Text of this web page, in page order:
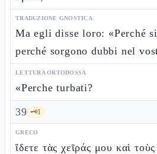
TRADUZIONE GNOSTICA
Ma egli disse loro: «Perché
perché sorgono dubbi nel
LETTURA ORTODOSSA
«Perche turbati?
39 🗝️1
GRECO
ἴδετε τὰς χεῖράς μου καὶ